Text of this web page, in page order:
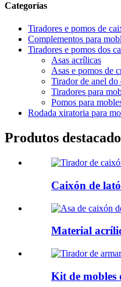
Categorías
Tiradores e pomos de
Complementos para
Tiradores e pomos dos
Asas acrílicas
Asas e pomos de
Tirador de anel do
Tiradores para
Pomos para
Rodada xiratoria para
Produtos
Caixón de
Material
Kit de mobles